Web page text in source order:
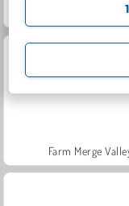
Farm Merge